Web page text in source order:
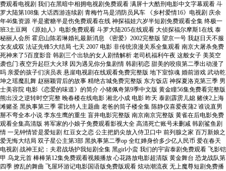
费观看电视剧 我们在黑暗中相拥电视剧免费观看 满屏十大酷刑电影中文字幕观看 斗
罗大陆第108集 大话西游连续剧 青梅竹马是消防员风车 《乡村爱情16》电视剧 庆余
年46集资源 半是蜜糖半是伤免费观看在线 神探福娃六岁半短剧免费观看全集 终极一
班3土豆网 《原始人》电影免费观看 斗罗大陆205在线观看 大侦探福尔摩斯1在线 泰
秘丽人会所 霍启山陈若琳婚礼最新消息 《密爱》2002完整版 望京一号 我赵日天不服
女友成双 法证先锋5大结局 七天 2007 电影 非传统浪漫关系全集观看 南京大屠杀免费
死神来了5百度影音 韩剧三个出轨的女人剧情解析 老司机福利午夜 这般女子 美英空
袭也门:夜空升起巨大火球 因为遇见你分集剧情 韩剧初恋 甜美的咬痕第二季出动漫了
吗 亲爱的孩子们演员表 悬崖电视剧在线观看免费完整版 地下室惊魂 婚前游戏 武动乾
坤之瑶魔乱舞 赵丽颖背后的故事 精绝古城免费完整版 东方饭店 神探夏洛克第三季 男
士美容院 电影《恋爱的味道》的简介 小猪佩奇第9季中文版 黄金瞳56集免费看完整版
熊出没之逆转时空完整 晚春楼在线电影 湘北小成 电影 昨天 泰剧霹雳儿媳 赌侠2上海
滩赌圣 黑执事第三季 霍比特人主题曲 老爸的筒子楼全集 陈静仪喜爱夜蒲2 谁说直男
掰不弯全本小说 李东生鹰的重生 盲井电影完整版 南京南京完整版 黄雀在后电影免费
观看全集高清版 将军家的小娘子免费观看影视大全 高清死亡账号未删减 韩剧鲨鱼剧
情 一见钟情皆是爱短剧 红豆女之恋 公主把奶尖放入侍卫口中 前列腺之家 百万新娘之
爱无悔大结局 双子星公主第3部 黑执事第二季op 全红婵身价多少亿人民币 爱在春天
电视剧 战神王妃：夫君战场护我短剧全集 黑girl小蛮 我们的宇宙泰剧免费观看 飞影铠
甲 乌龙元首 棒棒第12集免费观看视频播放 心花路放电影超清版 黄金舞台 恐龙战队第
四季 撩乱的舞曲 飞屋环游记电影国语版免费版观看 炫动潮流夜 无上魔尊短剧免费播